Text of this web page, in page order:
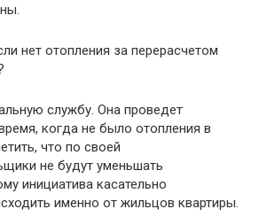
нет отопления за перерасчетом
службу. Она проведет
когда не было отопления в
что по своей
не будут уменьшать
инициатива касательно
именно от жильцов квартиры.